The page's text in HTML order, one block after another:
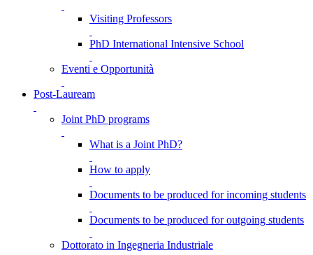
Visiting Professors
PhD International Intensive School
Eventi e Opportunità
Post-Lauream
Joint PhD programs
What is a Joint PhD?
How to apply
Documents to be produced for incoming students
Documents to be produced for outgoing students
Dottorato in Ingegneria Industriale